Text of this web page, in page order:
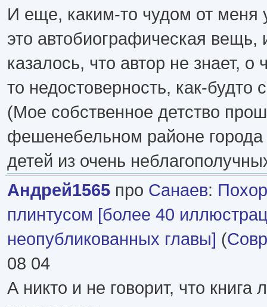
И еще, каким-то чудом от меня
это автобиографическая
казалось, что автор не знает, о
то недостоверность, как-будто
(Мое собственное детство
фешенебельном районе города
детей из очень
Андрей1565 про Санаев:
плинтусом [более 40
неопубликованных главы] (
08 04
А никто и не говорит, что книга